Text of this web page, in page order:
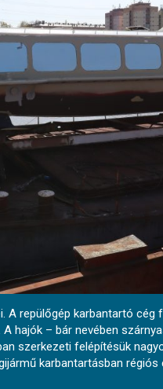
A repülőgép karbantartó
hajók – bár nevében
szerkezeti felépítésük
karbantartásban